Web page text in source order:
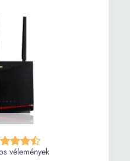
(akár 32 GB) USB
vélemények